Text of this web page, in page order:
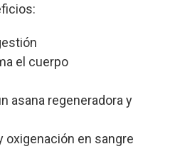
el cuerpo
asana regeneradora y
oxigenación en sangre